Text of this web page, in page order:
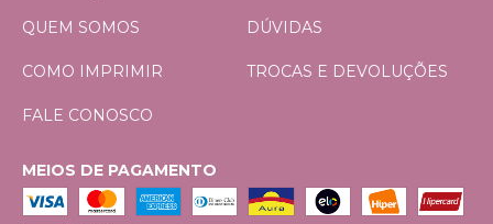
QUEM SOMOS
DÚVIDAS
COMO IMPRIMIR TROCAS E DEVOLUÇÕES
FALE CONOSCO
MEIOS DE PAGAMENTO